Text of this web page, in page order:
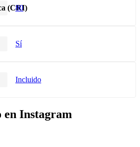
(CRI)
80
Sí
Incluido
en Instagram